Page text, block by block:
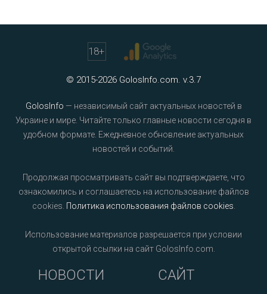
18+
© 2015-2026 GolosInfo.com. v.3.7
GolosInfo — независимый сайт актуальных новостей в
Украине и мире. Читайте только главные новости сегодня в
удобном формате. Ежедневное обновление актуальных
новостей и событий.
Продолжая просматривать сайт вы подтверждаете, что
ознакомились и соглашаетесь на использование файлов
cookies. Политика использования файлов cookies
Использование материалов разрешается при условии
открытой ссылки на сайт GolosInfo.com.
НОВОСТИ САЙТ